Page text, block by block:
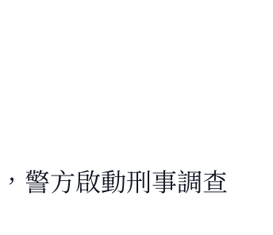
警方啟動刑事調查